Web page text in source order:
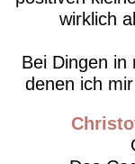
wirklich
Bei Dingen in
denen ich